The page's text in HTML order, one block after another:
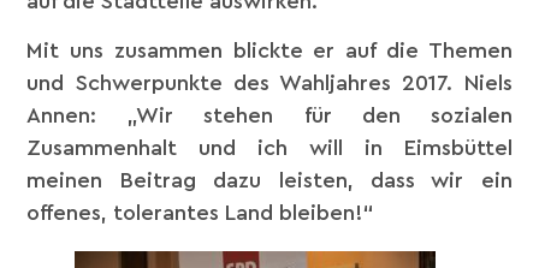
Mit uns zusammen blickte er auf die Themen
und Schwerpunkte des Wahljahres 2017. Niels
Annen: „Wir stehen für den sozialen
Zusammenhalt und ich will in Eimsbüttel
meinen Beitrag dazu leisten, dass wir ein
offenes, tolerantes Land bleiben!“